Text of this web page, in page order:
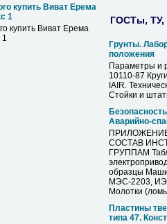
купить Виват Ерема
1
купить Виват Ерема
1
ГОСТы, ТУ,
Грунты.
положения
Параметры и
10110-87 Круги
IAIR.
Стойки и
Аварийно-
СОСТАВ
ГРУППАМ
образцы
МЭС-2203,
Молотки
Пластины
типа 47.